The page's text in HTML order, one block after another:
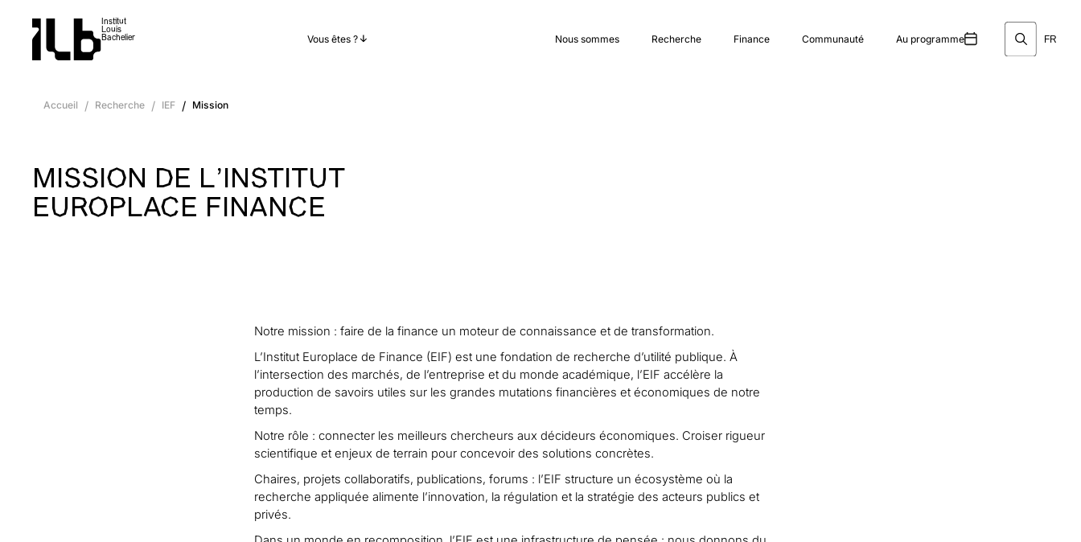
Institut
Louis
Bachelier
Vous êtes ? Nous sommes Recherche Finance Communauté Au programme FR
Accueil / Recherche / IEF / Mission
MISSION DE L’INSTITUT
EUROPLACE FINANCE
Notre mission : faire de la finance un moteur de connaissance et de transformation.
L’Institut Europlace de Finance (EIF) est une fondation de recherche d’utilité publique. À
l’intersection des marchés, de l’entreprise et du monde académique, l’EIF accélère la
production de savoirs utiles sur les grandes mutations financières et économiques de notre
temps.
Notre rôle : connecter les meilleurs chercheurs aux décideurs économiques. Croiser rigueur
scientifique et enjeux de terrain pour concevoir des solutions concrètes.
Chaires, projets collaboratifs, publications, forums : l’EIF structure un écosystème où la
recherche appliquée alimente l’innovation, la régulation et la stratégie des acteurs publics et
privés.